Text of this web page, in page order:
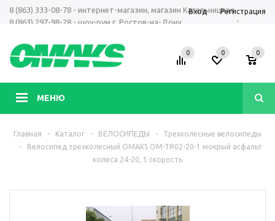
8 (863) 333-08-78 - интернет-магазин, магазин Кагальницкая
8 (863) 297-98-28 - шоу-рум г. Ростов-на-Дону
-
Вход Регистрация
МЕНЮ
0 0 0
Главная - Каталог - ВЕЛОСИПЕДЫ -
Трехколесные велосипеды
-
Велосипед трехколесный OMAKS OM-TR02-20-1 мокрый асфальт
колеса 24-20, 1 скорость